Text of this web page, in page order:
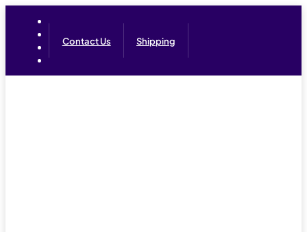
Contact Us Shipping